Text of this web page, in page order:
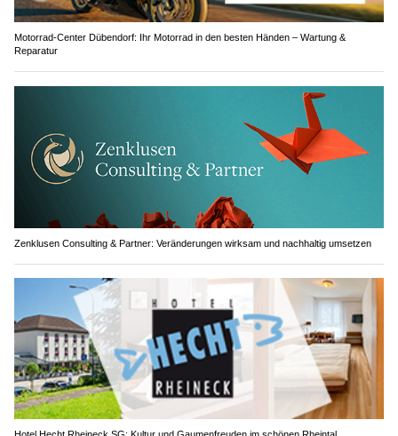
Motorrad-Center Dübendorf: Ihr Motorrad in den besten Händen – Wartung &
Reparatur
Zenklusen Consulting & Partner: Veränderungen wirksam und nachhaltig umsetzen